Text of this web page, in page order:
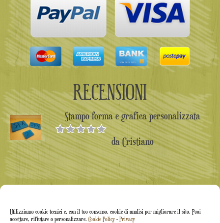
Utilizziamo cookie tecnici e, con il tuo consenso, cookie di analisi per migliorare il sito. Puoi
accettare, rifiutare o personalizzare. Cookie Policy - Privacy
RECENSIONI
Stampo forma e grafica personalizzata
Valutato5
su 5
da Cristiano